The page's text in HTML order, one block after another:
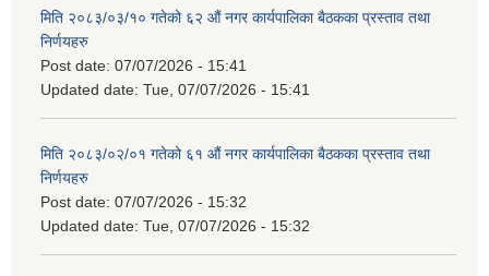
मिति २०८३/०३/१० गतेको ६२ औं नगर कार्यपालिका बैठकका प्रस्ताव तथा
निर्णयहरु
Post date: 07/07/2026 - 15:41
Updated date: Tue, 07/07/2026 - 15:41
मिति २०८३/०२/०१ गतेको ६१ औं नगर कार्यपालिका बैठकका प्रस्ताव तथा
निर्णयहरु
Post date: 07/07/2026 - 15:32
Updated date: Tue, 07/07/2026 - 15:32